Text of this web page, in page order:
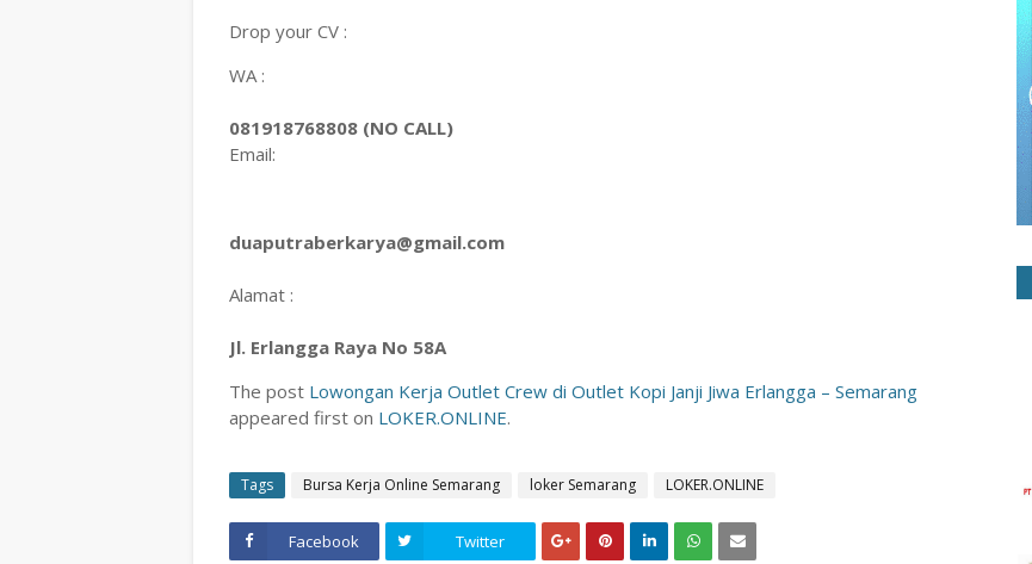
Drop your CV :
WA :
081918768808 (NO CALL)
Email:
duaputraberkarya@gmail.com
Alamat :
Jl. Erlangga Raya No 58A
The post Lowongan Kerja Outlet Crew di Outlet Kopi Janji Jiwa Erlangga – Semarang
appeared first on LOKER.ONLINE.
Tags Bursa Kerja Online Semarang loker Semarang LOKER.ONLINE
Facebook Twitter